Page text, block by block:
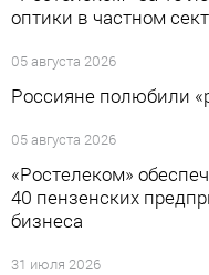
оптики в частном
05 августа 2026
Россияне полюбили
05 августа 2026
«Ростелеком»
40 пензенских
бизнеса
31 июля 2026